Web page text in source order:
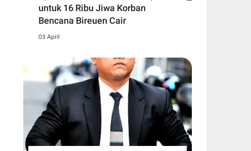
untuk 16 Ribu Jiwa Korban
Bencana Bireuen Cair
03 April